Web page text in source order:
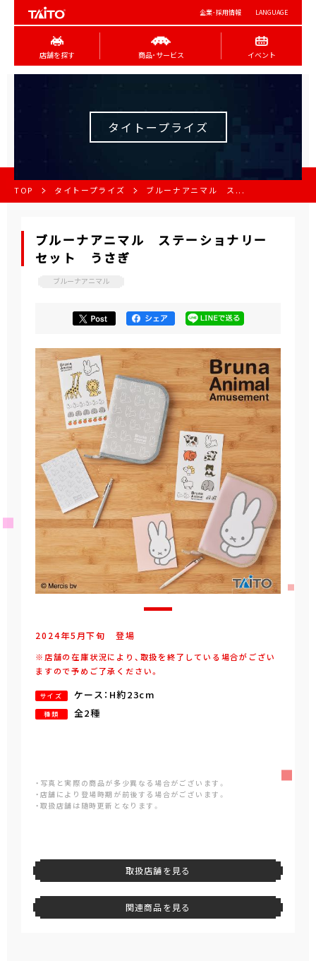
企業･採用情報 LANGUAGE
店舗を探す 商品･サービス イベント
タイトープライズ
TOP タイトープライズ ブルーナアニマル ス...
ブルーナアニマル ステーショナリー
セット うさぎ
ブルーナアニマル
2024年5 月下旬 登場
※店舗の在庫状況により、取扱を終了している場合がござい
ますので予めご了承ください。
サイズ ケース：H約23cm
種類 全2種
・写真と実際の商品が多少異なる場合がございます。
・店舗により登場時期が前後する場合がございます。
・取扱店舗は随時更新となります。
取扱店舗を見る
関連商品を見る